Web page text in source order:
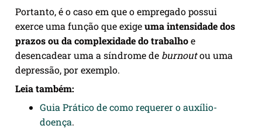
Portanto, é o caso em que o empregado possui
exerce uma função que exigeuma intensidade dos
prazos ou da complexidade do trabalhoe
desencadear uma a síndrome de burnoutou uma
depressão, por exemplo.
Leia também:
Guia Prático de como requerer o auxílio-
doença.